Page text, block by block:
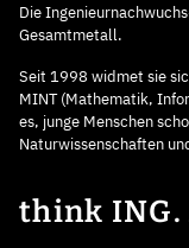
Die
Gesamtmetall.
Seit 1998 widmet sie
MINT (Mathematik,
es, junge Menschen
Naturwissenschaften
think ING.